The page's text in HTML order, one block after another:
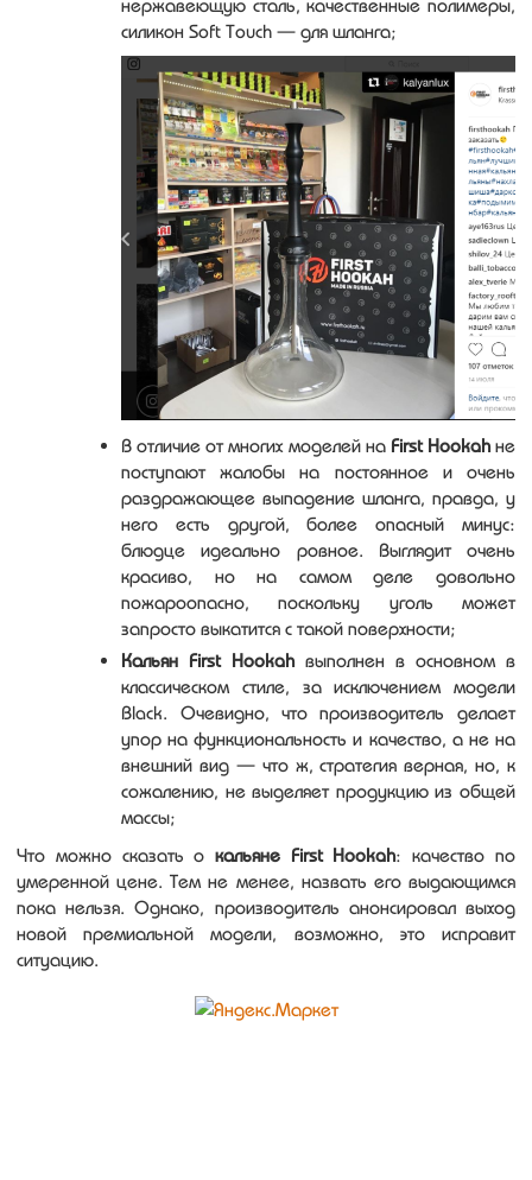
нержавеющую сталь, качественные полимеры,
силикон Soft Touch — для шланга;
В отличие от многих моделей на First Hookah не
поступают жалобы на постоянное и очень
раздражающее выпадение шланга, правда, у
него есть другой, более опасный минус:
блюдце идеально ровное. Выглядит очень
красиво, но на самом деле довольно
пожароопасно, поскольку уголь может
запросто выкатится с такой поверхности;
Кальян First Hookah выполнен в основном в
классическом стиле, за исключением модели
Black. Очевидно, что производитель делает
упор на функциональность и качество, а не на
внешний вид — что ж, стратегия верная, но, к
сожалению, не выделяет продукцию из общей
массы;
Что можно сказать о кальяне First Hookah: качество по
умеренной цене. Тем не менее, назвать его выдающимся
пока нельзя. Однако, производитель анонсировал выход
новой премиальной модели, возможно, это исправит
ситуацию.